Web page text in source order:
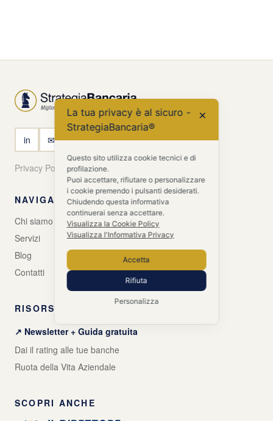
in ✉
Privacy PolicyCookie Policy
NAVIGA
Chi siamo
Servizi
Blog
Contatti
RISORSE GRATUITE
↗ Newsletter + Guida gratuita
Dai il rating alle tue banche
Ruota della Vita Aziendale
SCOPRI ANCHE
La tua privacy è al sicuro -
StrategiaBancaria®
✕
Questo sito utilizza cookie tecnici e di
profilazione.
Puoi accettare, rifiutare o personalizzare
i cookie premendo i pulsanti desiderati.
Chiudendo questa informativa
continuerai senza accettare.
Visualizza la Cookie Policy
Visualizza l'Informativa Privacy
Accetta
Rifiuta
Personalizza